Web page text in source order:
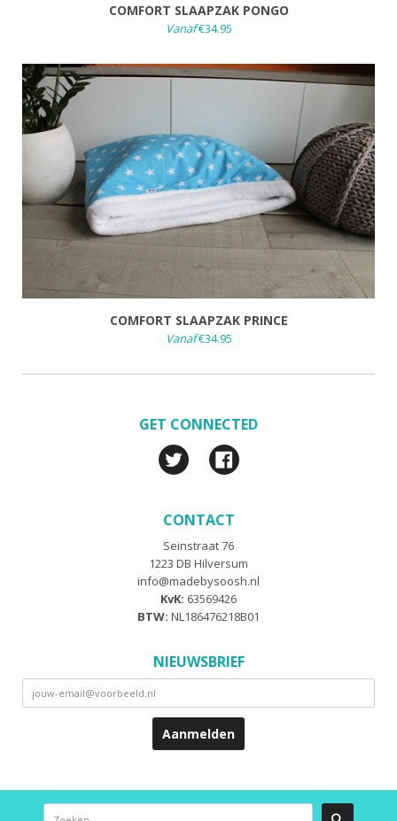
COMFORT SLAAPZAK PONGO
Vanaf€34.95
COMFORT SLAAPZAK PRINCE
Vanaf€34.95
GET CONNECTED
Twitter Facebook
CONTACT
Seinstraat 76
1223 DB Hilversum
info@madebysoosh.nl
KvK: 63569426
BTW: NL186476218B01
NIEUWSBRIEF